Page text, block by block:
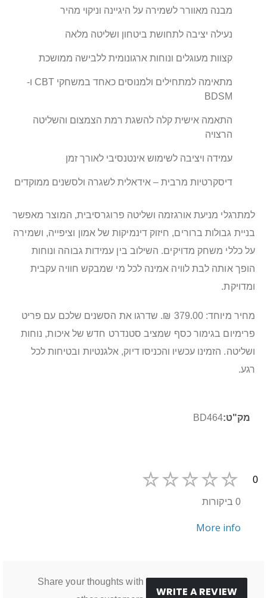
מבנה מאוורר לשמירה על היגיינה וניקוי מהיר
נעילה יציבה לתחושת ביטחון ושליטה מלאה
קצוות מעוגלים ונוחות ארגונומית ללבישה ממושכת
מתאימה למתחילים ולמנוסים כאחד במשחקי CBT ו-
BDSM
התאמה אישית קלה להשגת רמת הצמצום והשליטה
הרצויה
עמידה ויציבה לשימוש אינטנסיבי לאורך זמן
דיסקרטיות מרבית – אידאלית לשגרה ולסשנים ממוקדים
למתרגלי מניעת אורגזמה ושליטה פרוגרסיבית, המוצר מאפשר
בניית גבולות ברורים, חיזוק דינמיקות של אמון וציפייה, ושמירה
על כללי משחק מדויקים. השילוב בין עמידות גבוהה ונוחות
הופך אותה לבת לוויה אמינה לכל מי שמבקש חוויה עקבית
ומדויקת.
מחיר מיוחד: 379.00 ₪. שדרגו את הסשנים שלכם עם פריט
פרימיום בגימור כסף שמציב סטנדרט חדש של איכות, נוחות
ושליטה. הזמינו עכשיו והכניסו דיוק, אלגנטיות ובטיחות לכל
רגע.
מידע
BD464
0
0 ביקורות
More info
WRITE A REVIEW
Share your thoughts with